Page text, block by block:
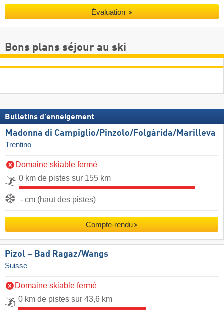
Évaluation
Bons plans séjour au ski
Bulletins d'enneigement
Madonna di Campiglio/​Pinzolo/​Folgàrida/​Marilleva
Trentino
Domaine skiable fermé
0 km de pistes sur 155 km
- cm (haut des pistes)
Compte-rendu
Pizol – Bad Ragaz/​Wangs
Suisse
Domaine skiable fermé
0 km de pistes sur 43,6 km